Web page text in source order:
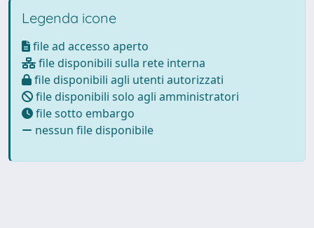
Legenda icone
file ad accesso aperto
file disponibili sulla rete interna
file disponibili agli utenti autorizzati
file disponibili solo agli amministratori
file sotto embargo
nessun file disponibile